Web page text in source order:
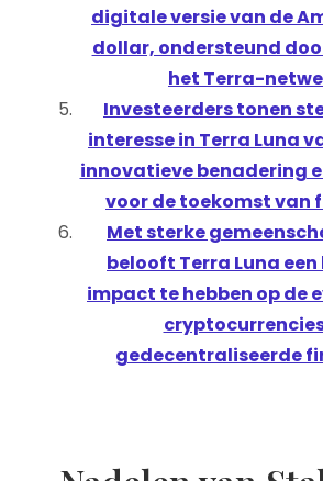
digitale versie van de
dollar, ondersteund
het Terra-
Investeerders tonen
interesse in Terra Luna
innovatieve benadering
voor de toekomst van
Met sterke
belooft Terra Luna
impact te hebben op de
gedecentraliseerde